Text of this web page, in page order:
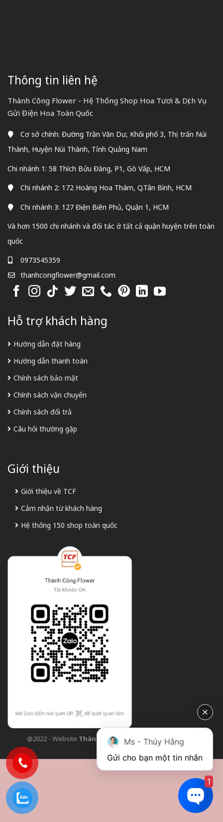
Thông tin liên hệ
Thành Công Flower - Hệ Thống Shop Hoa Tươi & Dịch Vụ
Gửi Điện Hoa Toàn Quốc
Cơ sở chính: Đường Trần Văn Dư, Khối phố 3, Thị trấn Núi
Thành, Huyện Núi Thành, Tỉnh Quảng Nam
Chi nhánh 1: 58 Thích Bửu Đăng, P1, Gò Vấp, HCM
Chi nhánh 2: 172 Hoàng Hoa Thám, Q.Tân Bình, HCM
Chi nhánh 3: 127 Điện Biên Phủ, Quận 1, HCM
Và hơn 1500 chi nhánh và đối tác ở tất cả quận huyện trên toàn
quốc
0973545359
thanhcongflower@gmail.com
Hỗ trợ khách hàng
Hướng dẫn đặt hàng
Hướng dẫn thanh toán
Chính sách bảo mật
Chính sách vận chuyển
Chính sách đổi trả
Câu hỏi thường gặp
Giới thiệu
Giới thiệu về TCF
Cảm nhận từ khách hàng
Hệ thống 150 shop toàn quốc
@2022 - Website Thành Công Flower| Design bởi
Ms - Thúy Hằng
Gửi cho bạn một tin nhắn
1